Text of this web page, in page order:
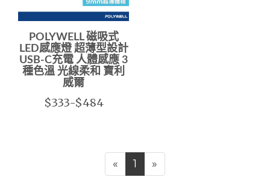
POLYWELL 磁吸式
LED感應燈 超薄型設計
USB-C充電 人體感應 3
種色溫 光線柔和 寶利
威爾
$333-$484
« 1 »